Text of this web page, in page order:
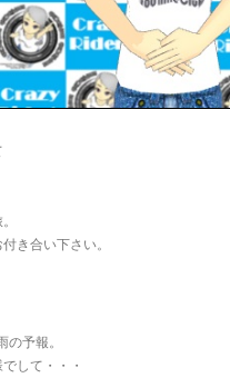
付き合い下さい。
予報。
して・・・